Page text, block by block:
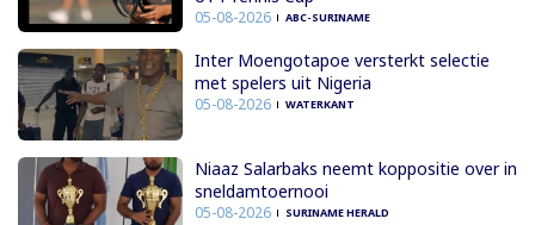
05-08-2026 ABC-SURINAME
Inter Moengotapoe versterkt selectie
met spelers uit Nigeria
05-08-2026 WATERKANT
Niaaz Salarbaks neemt koppositie over in
sneldamtoernooi
05-08-2026 SURINAME HERALD